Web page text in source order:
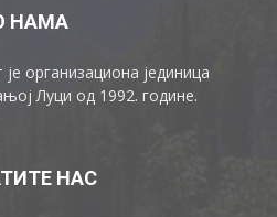
НАМА
организациона јединица
Луци од 1992. године.
НАС